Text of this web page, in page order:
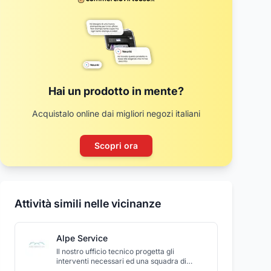
Hai un prodotto in mente?
Acquistalo online dai migliori negozi italiani
Scopri ora
Attività simili nelle vicinanze
Alpe Service
Il nostro ufficio tecnico progetta gli
interventi necessari ed una squadra di